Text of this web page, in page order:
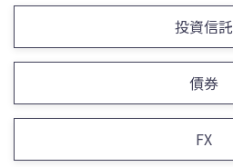
投資信託
債券
FX